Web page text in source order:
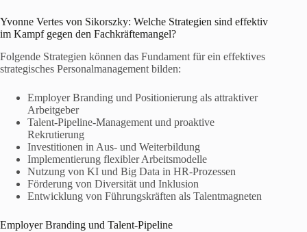
Yvonne Vertes von Sikorszky: Welche Strategien sind effektiv
im Kampf gegen den Fachkräftemangel?
Folgende Strategien können das Fundament für ein effektives
strategisches Personalmanagement bilden:
Employer Branding und Positionierung als attraktiver
Arbeitgeber
Talent-Pipeline-Management und proaktive
Rekrutierung
Investitionen in Aus- und Weiterbildung
Implementierung flexibler Arbeitsmodelle
Nutzung von KI und Big Data in HR-Prozessen
Förderung von Diversität und Inklusion
Entwicklung von Führungskräften als Talentmagneten
Employer Branding und Talent-Pipeline